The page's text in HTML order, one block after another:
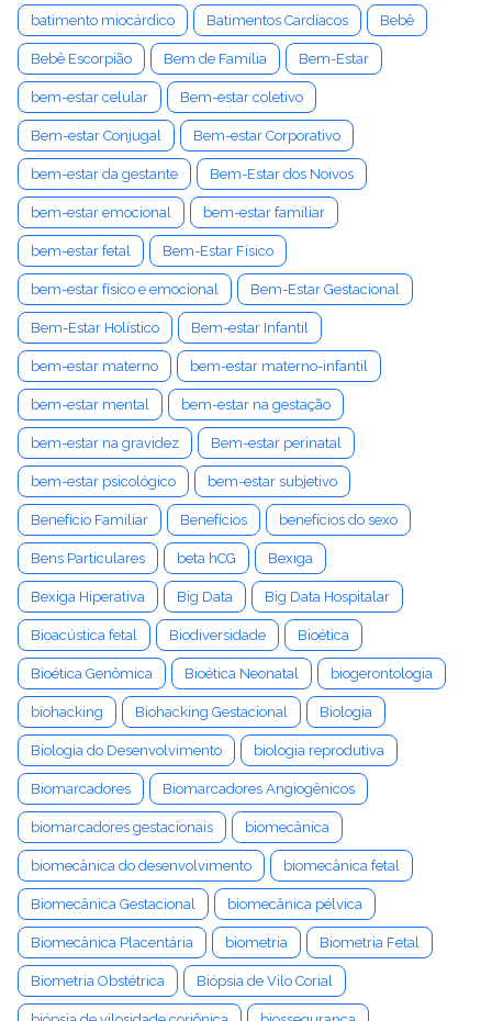
batimento miocárdico Batimentos Cardíacos Bebê
Bebê Escorpião Bem de Família Bem-Estar
bem-estar celular Bem-estar coletivo
Bem-estar Conjugal Bem-estar Corporativo
bem-estar da gestante Bem-Estar dos Noivos
bem-estar emocional bem-estar familiar
bem-estar fetal Bem-Estar Físico
bem-estar físico e emocional Bem-Estar Gestacional
Bem-Estar Holístico Bem-estar Infantil
bem-estar materno bem-estar materno-infantil
bem-estar mental bem-estar na gestação
bem-estar na gravidez Bem-estar perinatal
bem-estar psicológico bem-estar subjetivo
Benefício Familiar Benefícios benefícios do sexo
Bens Particulares beta hCG Bexiga
Bexiga Hiperativa Big Data Big Data Hospitalar
Bioacústica fetal Biodiversidade Bioética
Bioética Genômica Bioética Neonatal biogerontologia
biohacking Biohacking Gestacional Biologia
Biologia do Desenvolvimento biologia reprodutiva
Biomarcadores Biomarcadores Angiogênicos
biomarcadores gestacionais biomecânica
biomecânica do desenvolvimento biomecânica fetal
Biomecânica Gestacional biomecânica pélvica
Biomecânica Placentária biometria Biometria Fetal
Biometria Obstétrica Biópsia de Vilo Corial